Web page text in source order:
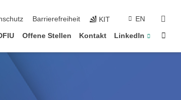
Barrierefreiheit KIT EN
Offene Stellen Kontakt LinkedIn